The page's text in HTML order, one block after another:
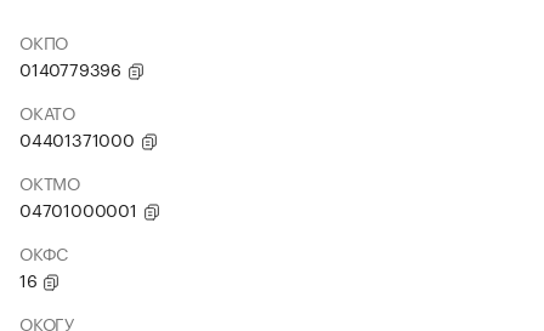
ОКПО
0140779396
ОКАТО
04401371000
ОКТМО
04701000001
ОКФС
16
ОКОГУ